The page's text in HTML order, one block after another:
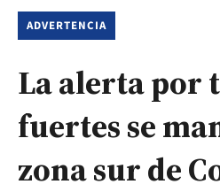
ADVERTENCIA
La alerta por
fuertes se
zona sur de